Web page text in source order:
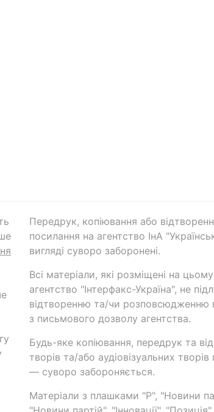
Передрук, копіювання або
посилання на агентство ІнА
вигляді суворо заборонені.
Всі матеріали, які розміщені на
агентство "Інтерфакс-Україна", не
відтворенню та/чи розповсюдженню
з письмового дозволу агентства.
Будь-яке копіювання, передрук та
творів та/або аудіовізуальних
— суворо забороняється.
Матеріали з плашками "Р", "Новини